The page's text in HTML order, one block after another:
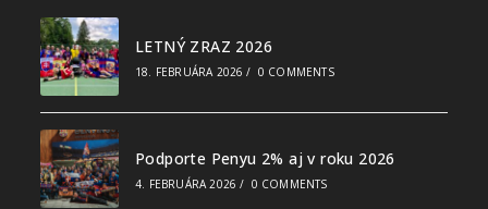
LETNÝ ZRAZ 2026
18. FEBRUÁRA 2026 / 0 COMMENTS
Podporte Penyu 2% aj v roku 2026
4. FEBRUÁRA 2026 / 0 COMMENTS